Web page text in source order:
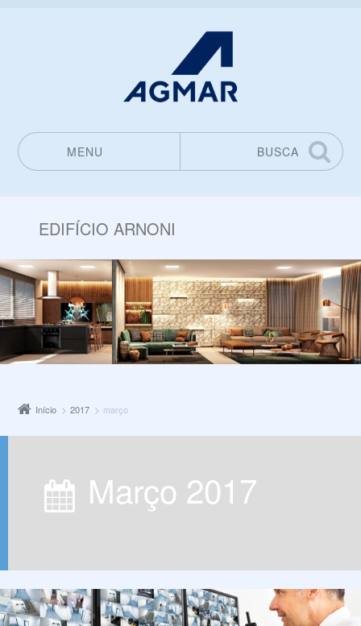
MENU
BUSCA
EDIFÍCIO ARNONI
Início 2017 março
março 2017